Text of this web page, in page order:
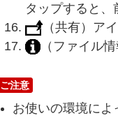
タップすると、
（共有）ア
（ファイル情
ご注意
お使いの環境に